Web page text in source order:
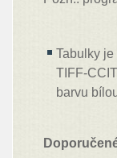
Tabulky
TIFF-
barvu